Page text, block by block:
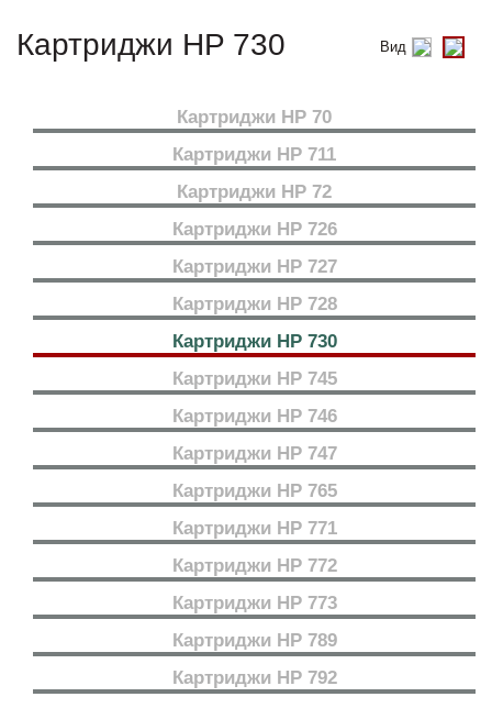
Картриджи HP 730 Вид
Картриджи HP 70
Картриджи HP 711
Картриджи HP 72
Картриджи HP 726
Картриджи HP 727
Картриджи HP 728
Картриджи HP 730
Картриджи HP 745
Картриджи HP 746
Картриджи HP 747
Картриджи HP 765
Картриджи HP 771
Картриджи HP 772
Картриджи HP 773
Картриджи HP 789
Картриджи HP 792